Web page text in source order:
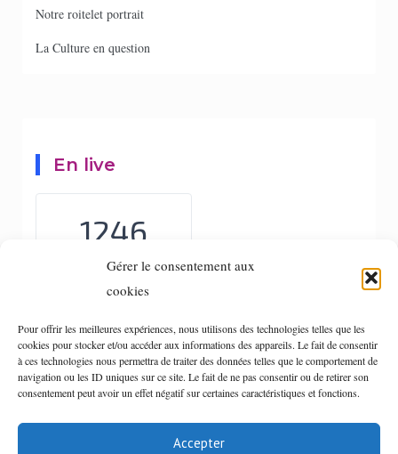
Gérer le consentement aux
cookies
Pour offrir les meilleures expériences, nous utilisons des technologies telles que les
cookies pour stocker et/ou accéder aux informations des appareils. Le fait de consentir
à ces technologies nous permettra de traiter des données telles que le comportement de
navigation ou les ID uniques sur ce site. Le fait de ne pas consentir ou de retirer son
consentement peut avoir un effet négatif sur certaines caractéristiques et fonctions.
Accepter
Notre roitelet portrait
La Culture en question
En live
1246
VISITORS TODAY
59